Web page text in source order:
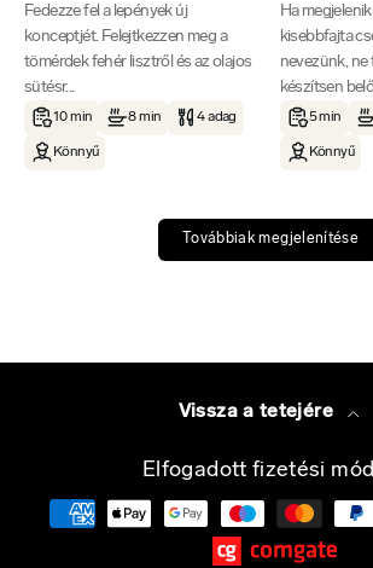
Fedezze fel a lepények új
konceptjét. Felejtkezzen meg a
tömérdek fehér lisztről és az olajos
sütésr...
10 min 8 min 4 adag
Könnyű
Ha
kisebbfajta
nevezünk,
készítsen
5 min
Könnyű
Továbbiak megjelenítése
Vissza a tetejére
Elfogadott fizetési